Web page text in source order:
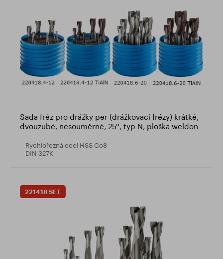
Sada fréz pro drážky per (drážkovací frézy) krátké,
dvouzubé, nesouměrné, 25°, typ N, ploška weldon
Rychlořezná ocel HSS Co8
DIN 327K
221418 SET